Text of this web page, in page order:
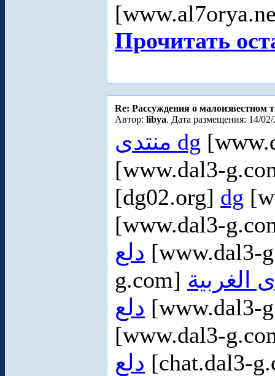
Прочитать
Re: Рассуждения о малоизвестном
Автор: libya. Дата размещения: 14/02/
منتدى dg
[www.dal3-
[dg02.org] dg
[www.dal3-
دلع [www.dal3-
g.com] الغربية
دلع [www.dal3-
[www.dal3-
دلع [chat.dal3-